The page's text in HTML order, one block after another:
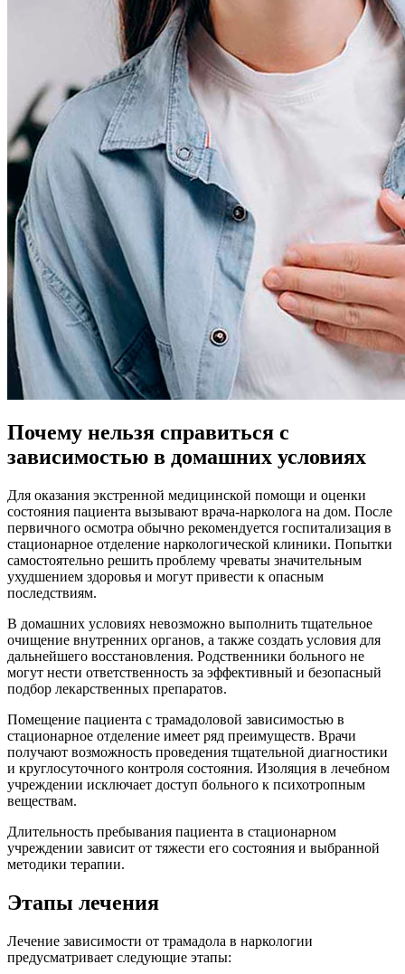
Почему нельзя справиться с
зависимостью в домашних условиях
Для оказания экстренной медицинской помощи и оценки
состояния пациента вызывают врача-нарколога на дом. После
первичного осмотра обычно рекомендуется госпитализация в
стационарное отделение наркологической клиники. Попытки
самостоятельно решить проблему чреваты значительным
ухудшением здоровья и могут привести к опасным
последствиям.
В домашних условиях невозможно выполнить тщательное
очищение внутренних органов, а также создать условия для
дальнейшего восстановления. Родственники больного не
могут нести ответственность за эффективный и безопасный
подбор лекарственных препаратов.
Помещение пациента с трамадоловой зависимостью в
стационарное отделение имеет ряд преимуществ. Врачи
получают возможность проведения тщательной диагностики
и круглосуточного контроля состояния. Изоляция в лечебном
учреждении исключает доступ больного к психотропным
веществам.
Длительность пребывания пациента в стационарном
учреждении зависит от тяжести его состояния и выбранной
методики терапии.
Этапы лечения
Лечение зависимости от трамадола в наркологии
предусматривает следующие этапы: